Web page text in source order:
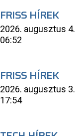
FRISS HÍREK
2026. augusztus 4.
06:52
FRISS HÍREK
2026. augusztus 3.
17:54